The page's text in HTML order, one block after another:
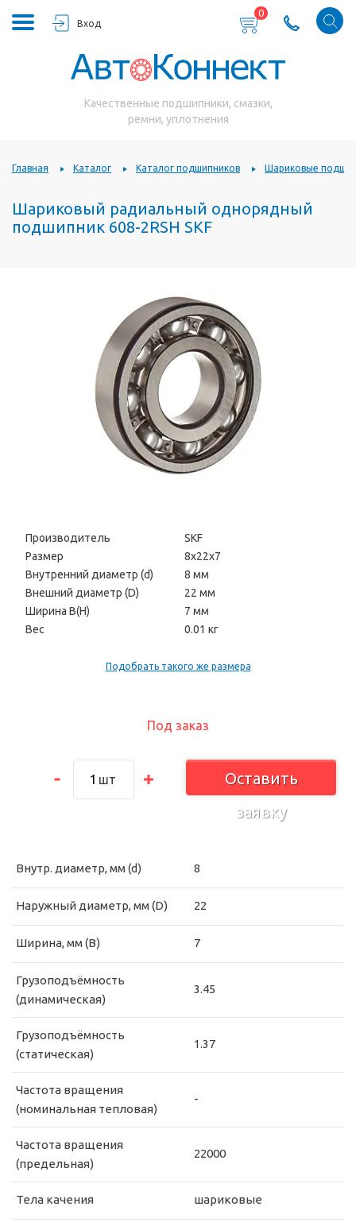
Вход
0
Качественные подшипники, смазки,
ремни, уплотнения
Главная Каталог Каталог подшипников Шариковые
Шариковый радиальный однорядный
подшипник 608-2RSH SKF
Под заказ
шт
Оставить
заявку
Производитель
SKF
Размер
8х22х7
Внутренний диаметр (d)
8 мм
Внешний диаметр (D)
22 мм
Ширина В(H)
7 мм
Вес
0.01 кг
Подобрать такого же размера
Внутр. диаметр, мм (d) 8
Наружный диаметр, мм (D) 22
Ширина, мм (B) 7
Грузоподъёмность
(динамическая)
3.45
Грузоподъёмность
(статическая)
1.37
Частота вращения
(номинальная тепловая)
-
Частота вращения
(предельная)
22000
Тела качения шариковые